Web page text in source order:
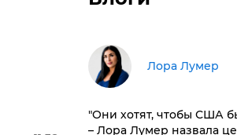
​Лора Лумер
"Они хотят, чтобы США
– Лора Лумер назвала